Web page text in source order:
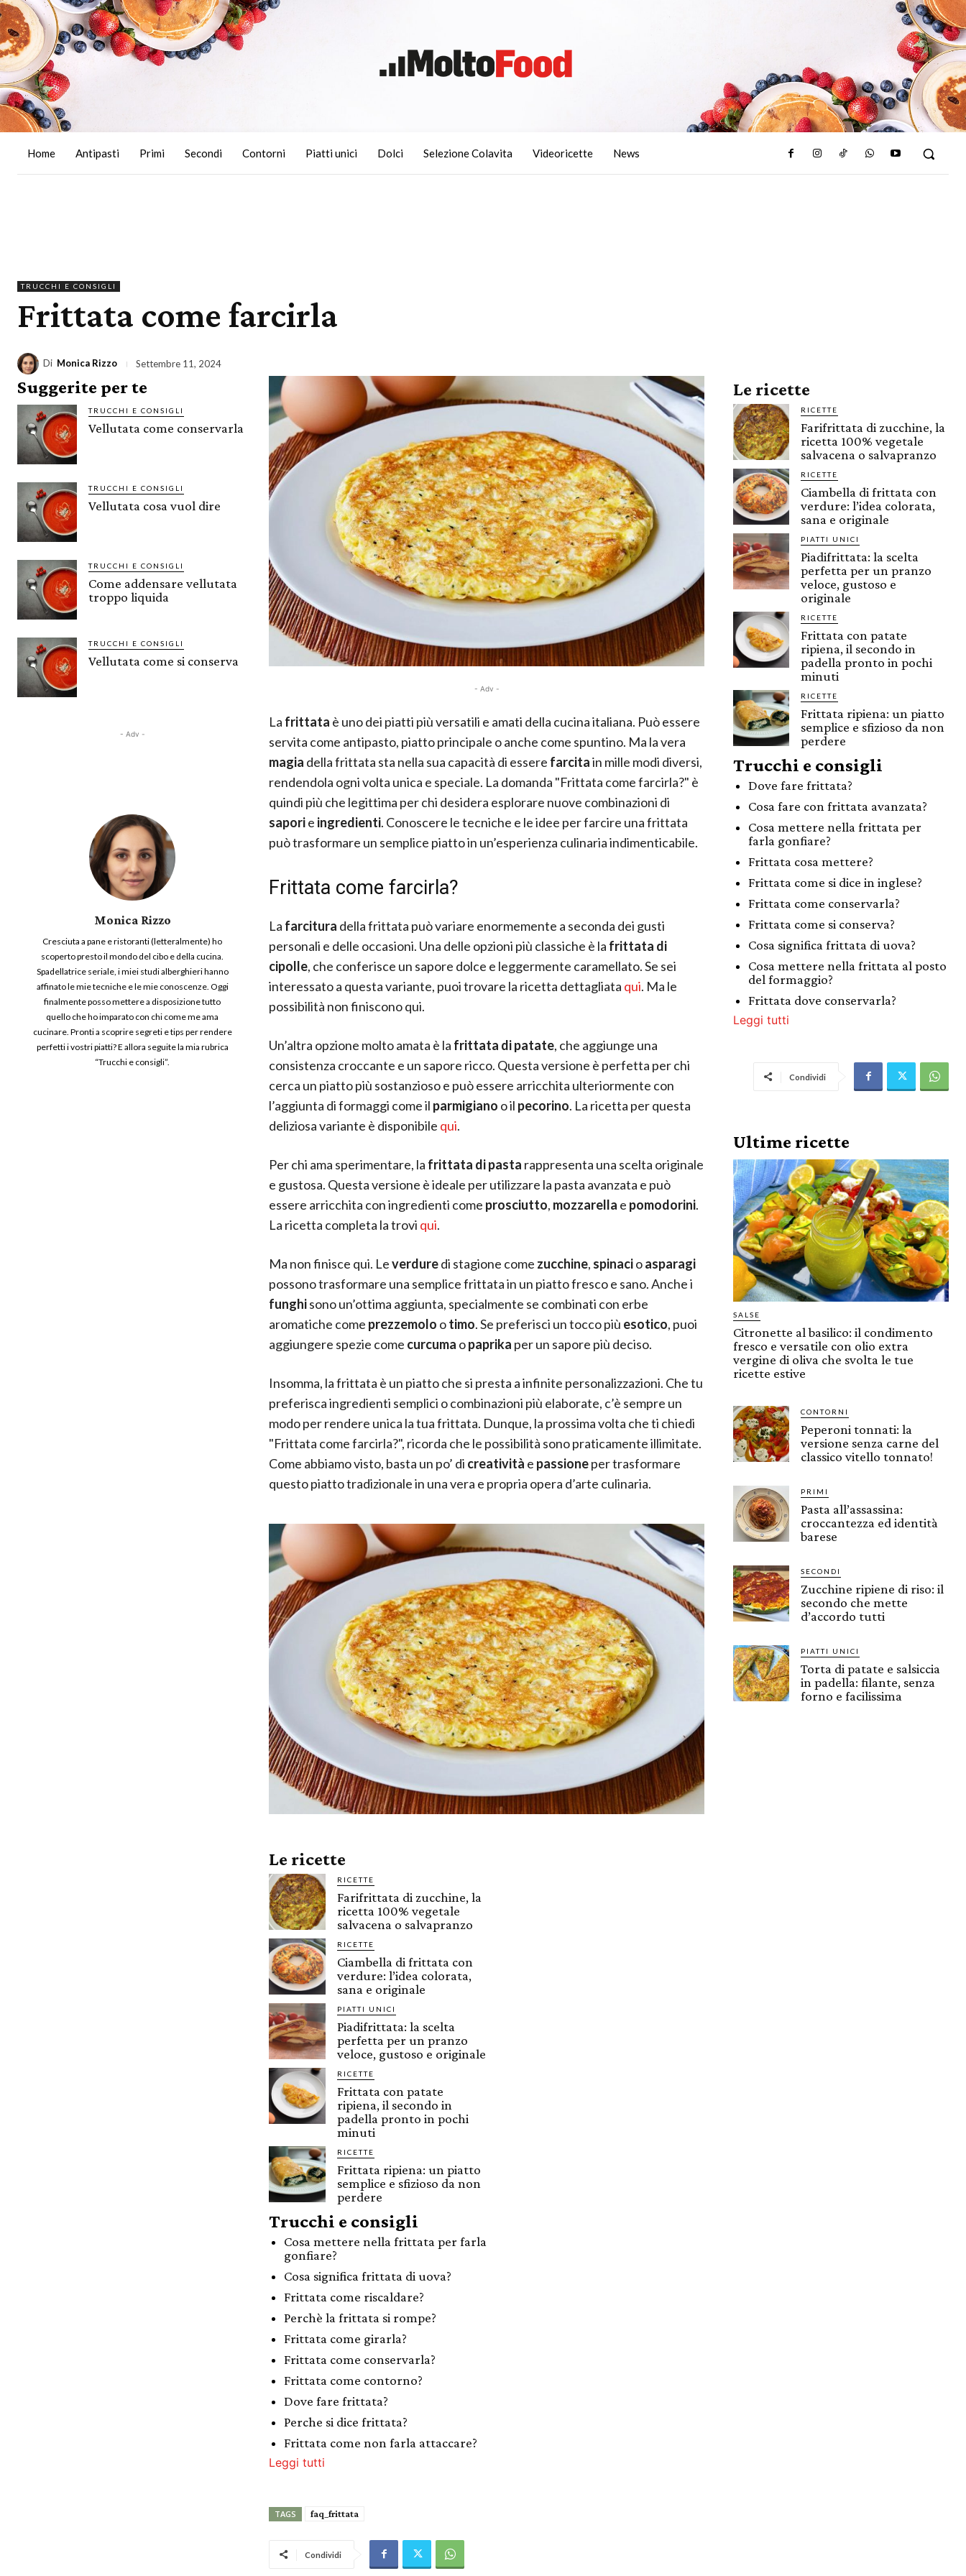
Home Antipasti Primi Secondi Contorni Piatti unici Dolci Selezione Colavita Videoricette News
TRUCCHI E CONSIGLI
Frittata come farcirla
Di Monica Rizzo Settembre 11, 2024
Suggerite per te
TRUCCHI E CONSIGLI
Vellutata come conservarla
TRUCCHI E CONSIGLI
Vellutata cosa vuol dire
TRUCCHI E CONSIGLI
Come addensare vellutata
troppo liquida
TRUCCHI E CONSIGLI
Vellutata come si conserva
- Adv -
Monica Rizzo
Cresciuta a pane e ristoranti (letteralmente) ho
scoperto presto il mondo del cibo e della cucina.
Spadellatrice seriale, i miei studi alberghieri hanno
affinato le mie tecniche e le mie conoscenze. Oggi
finalmente posso mettere a disposizione tutto
quello che ho imparato con chi come me ama
cucinare. Pronti a scoprire segreti e tips per rendere
perfetti i vostri piatti? E allora seguite la mia rubrica
“Trucchi e consigli”.
- Adv -
La frittata è uno dei piatti più versatili e amati della cucina italiana. Può essere
servita come antipasto, piatto principale o anche come spuntino. Ma la vera
magia della frittata sta nella sua capacità di essere farcitain mille modi diversi,
rendendola ogni volta unica e speciale. La domanda "Frittata come farcirla?" è
quindi più che legittima per chi desidera esplorare nuove combinazioni di
saporie ingredienti. Conoscere le tecniche e le idee per farcire una frittata
può trasformare un semplice piatto in un’esperienza culinaria indimenticabile.
Frittata come farcirla?
La farcitura della frittata può variare enormemente a seconda dei gusti
personali e delle occasioni. Una delle opzioni più classiche è la frittata di
cipolle, che conferisce un sapore dolce e leggermente caramellato. Se sei
interessato a questa variante, puoi trovare la ricetta dettagliata qui. Ma le
possibilità non finiscono qui.
Un’altra opzione molto amata è la frittata di patate, che aggiunge una
consistenza croccante e un sapore ricco. Questa versione è perfetta per chi
cerca un piatto più sostanzioso e può essere arricchita ulteriormente con
l’aggiunta di formaggi come il parmigiano o il pecorino. La ricetta per questa
deliziosa variante è disponibile qui.
Per chi ama sperimentare, la frittata di pasta rappresenta una scelta originale
e gustosa. Questa versione è ideale per utilizzare la pasta avanzata e può
essere arricchita con ingredienti come prosciutto, mozzarella e pomodorini.
La ricetta completa la trovi qui.
Ma non finisce qui. Leverduredi stagione come zucchine, spinacioasparagi
possono trasformare una semplice frittata in un piatto fresco e sano. Anche i
funghisono un’ottima aggiunta, specialmente se combinati con erbe
aromatiche come prezzemolo otimo. Se preferisci un tocco più esotico, puoi
aggiungere spezie come curcuma opaprika per un sapore più deciso.
Insomma, la frittata è un piatto che si presta a infinite personalizzazioni. Che tu
preferisca ingredienti semplici o combinazioni più elaborate, c’è sempre un
modo per rendere unica la tua frittata. Dunque, la prossima volta che ti chiedi
"Frittata come farcirla?", ricorda che le possibilità sono praticamente illimitate.
Come abbiamo visto, basta un po’ di creatività e passioneper trasformare
questo piatto tradizionale in una vera e propria opera d’arte culinaria.
Le ricette
RICETTE
Farifrittata di zucchine, la
ricetta 100% vegetale
salvacena o salvapranzo
RICETTE
Ciambella di frittata con
verdure: l’idea colorata,
sana e originale
PIATTI UNICI
Piadifrittata: la scelta
perfetta per un pranzo
veloce, gustoso e originale
RICETTE
Frittata con patate
ripiena, il secondo in
padella pronto in pochi
minuti
RICETTE
Frittata ripiena: un piatto
semplice e sfizioso da non
perdere
Trucchi e consigli
Cosa mettere nella frittata per farla
gonfiare?
Cosa significa frittata di uova?
Frittata come riscaldare?
Perchè la frittata si rompe?
Frittata come girarla?
Frittata come conservarla?
Frittata come contorno?
Dove fare frittata?
Perche si dice frittata?
Frittata come non farla attaccare?
Leggi tutti
TAGS faq_frittata
Condividi
Le ricette
RICETTE
Farifrittata di zucchine, la
ricetta 100% vegetale
salvacena o salvapranzo
RICETTE
Ciambella di frittata con
verdure: l’idea colorata,
sana e originale
PIATTI UNICI
Piadifrittata: la scelta
perfetta per un pranzo
veloce, gustoso e
originale
RICETTE
Frittata con patate
ripiena, il secondo in
padella pronto in pochi
minuti
RICETTE
Frittata ripiena: un piatto
semplice e sfizioso da non
perdere
Trucchi e consigli
Dove fare frittata?
Cosa fare con frittata avanzata?
Cosa mettere nella frittata per
farla gonfiare?
Frittata cosa mettere?
Frittata come si dice in inglese?
Frittata come conservarla?
Frittata come si conserva?
Cosa significa frittata di uova?
Cosa mettere nella frittata al posto
del formaggio?
Frittata dove conservarla?
Leggi tutti
Condividi
Ultime ricette
SALSE
Citronette al basilico: il condimento
fresco e versatile con olio extra
vergine di oliva che svolta le tue
ricette estive
CONTORNI
Peperoni tonnati: la
versione senza carne del
classico vitello tonnato!
PRIMI
Pasta all’assassina:
croccantezza ed identità
barese
SECONDI
Zucchine ripiene di riso: il
secondo che mette
d’accordo tutti
PIATTI UNICI
Torta di patate e salsiccia
in padella: filante, senza
forno e facilissima